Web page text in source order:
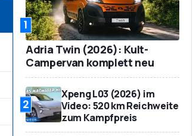
1
Adria Twin (2026): Kult-
Campervan komplett neu
2
Xpeng L03 (2026) im
Video: 520 km Reichweite
zum Kampfpreis